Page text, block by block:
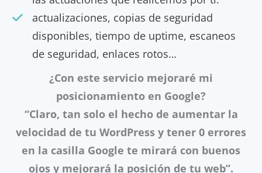
actualizaciones, copias de seguridad
disponibles, tiempo de uptime, escaneos
de seguridad, enlaces rotos…
¿Con este servicio mejoraré mi
posicionamiento en Google?
“Claro, tan solo el hecho de aumentar la
velocidad de tu WordPress y tener 0 errores
en la casilla Google te mirará con buenos
ojos y mejorará la posición de tu web”.